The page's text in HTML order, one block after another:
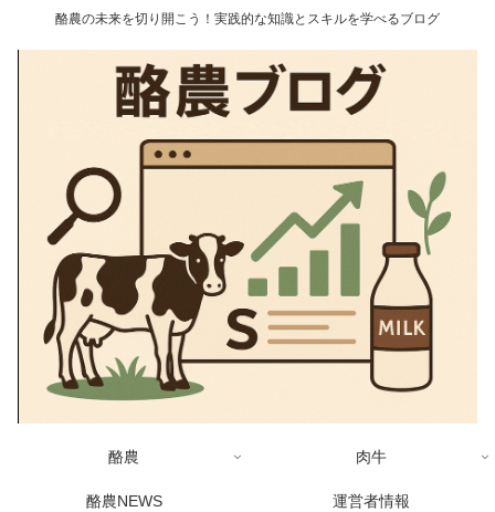
酪農の未来を切り開こう！実践的な知識とスキルを学べるブログ
酪農 肉牛
酪農NEWS 運営者情報